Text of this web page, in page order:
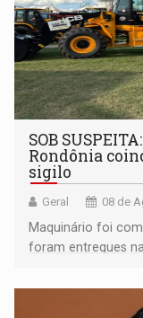
SOB
Rondônia
sigilo
Geral 08 de
Maquinário foi
foram entregues